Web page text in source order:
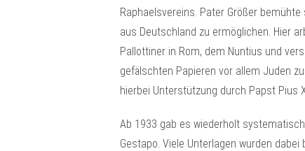
Raphaelsvereins. Pater Größer
aus Deutschland zu ermöglichen. Hier
Pallottiner in Rom, dem Nuntius und
gefälschten Papieren vor allem Juden
hierbei Unterstützung durch Papst Pius
Ab 1933 gab es wiederholt
Gestapo. Viele Unterlagen wurden